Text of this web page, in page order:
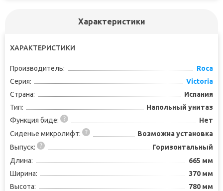
Характеристики
ХАРАКТЕРИСТИКИ
Производитель:
Roca
Серия:
Victoria
Страна:
Испания
Тип:
Напольный унитаз
Функция биде:
Нет
Сиденье микролифт:
Возможна установка
Выпуск:
Горизонтальный
Длина:
665 мм
Ширина:
370 мм
Высота:
780 мм